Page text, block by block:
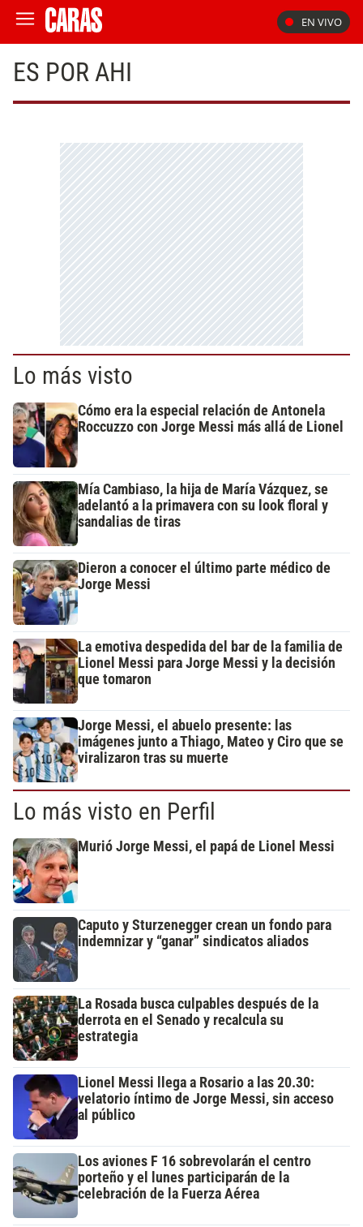
EN VIVO
ES POR AHI
Lo más visto
Cómo era la especial relación de Antonela
Roccuzzo con Jorge Messi más allá de Lionel
Mía Cambiaso, la hija de María Vázquez, se
adelantó a la primavera con su look floral y
sandalias de tiras
Dieron a conocer el último parte médico de
Jorge Messi
La emotiva despedida del bar de la familia de
Lionel Messi para Jorge Messi y la decisión
que tomaron
Jorge Messi, el abuelo presente: las
imágenes junto a Thiago, Mateo y Ciro que se
viralizaron tras su muerte
Lo más visto en Perfil
Murió Jorge Messi, el papá de Lionel Messi
Caputo y Sturzenegger crean un fondo para
indemnizar y “ganar” sindicatos aliados
La Rosada busca culpables después de la
derrota en el Senado y recalcula su
estrategia
Lionel Messi llega a Rosario a las 20.30:
velatorio íntimo de Jorge Messi, sin acceso
al público
Los aviones F 16 sobrevolarán el centro
porteño y el lunes participarán de la
celebración de la Fuerza Aérea